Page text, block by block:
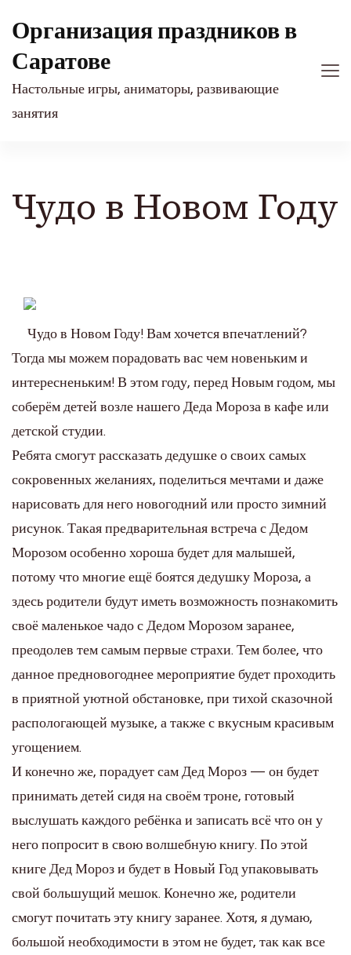
Организация праздников в
Саратове
Настольные игры, аниматоры, развивающие
занятия
Чудо в Новом Году
Чудо в Новом Году! Вам хочется впечатлений?
Тогда мы можем порадовать вас чем новеньким и
интересненьким! В этом году, перед Новым годом, мы
соберём детей возле нашего Деда Мороза в кафе или
детской студии.
Ребята смогут рассказать дедушке о своих самых
сокровенных желаниях, поделиться мечтами и даже
нарисовать для него новогодний или просто зимний
рисунок. Такая предварительная встреча с Дедом
Морозом особенно хороша будет для малышей,
потому что многие ещё боятся дедушку Мороза, а
здесь родители будут иметь возможность познакомить
своё маленькое чадо с Дедом Морозом заранее,
преодолев тем самым первые страхи. Тем более, что
данное предновогоднее мероприятие будет проходить
в приятной уютной обстановке, при тихой сказочной
распологающей музыке, а также с вкусным красивым
угощением.
И конечно же, порадует сам Дед Мороз — он будет
принимать детей сидя на своём троне, готовый
выслушать каждого ребёнка и записать всё что он у
него попросит в свою волшебную книгу. По этой
книге Дед Мороз и будет в Новый Год упаковывать
свой большущий мешок. Конечно же, родители
смогут почитать эту книгу заранее. Хотя, я думаю,
большой необходимости в этом не будет, так как все